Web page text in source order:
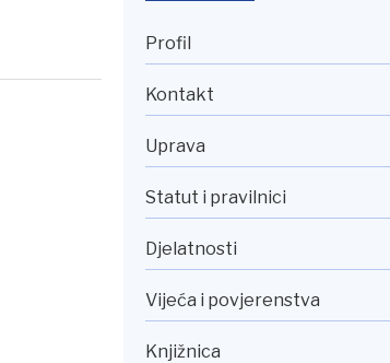
Profil
Kontakt
Uprava
Statut i pravilnici
Djelatnosti
Vijeća i povjerenstva
Knjižnica